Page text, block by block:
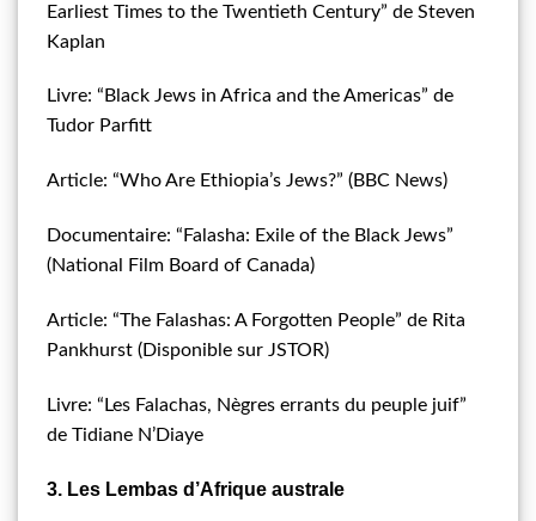
Earliest Times to the Twentieth Century” de Steven
Kaplan
Livre: “Black Jews in Africa and the Americas” de
Tudor Parfitt
Article: “Who Are Ethiopia’s Jews?” (BBC News)
Documentaire: “Falasha: Exile of the Black Jews”
(National Film Board of Canada)
Article: “The Falashas: A Forgotten People” de Rita
Pankhurst (Disponible sur JSTOR)
Livre: “Les Falachas, Nègres errants du peuple juif”
de Tidiane N’Diaye
3. Les Lembas d’Afrique australe